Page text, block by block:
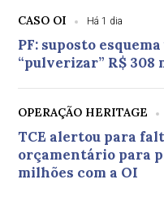
CASO OI Há 1 dia
PF: suposto
“pulverizar” R$ 308
OPERAÇÃO HERITAGE
TCE alertou para
orçamentário para
milhões com a OI